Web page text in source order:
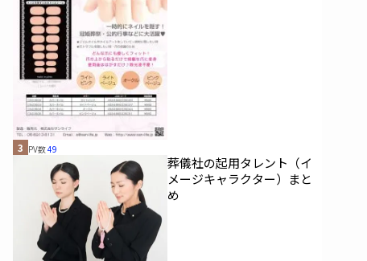
3 PV数49
葬儀社の起用タレント（イ
メージキャラクター）まと
め